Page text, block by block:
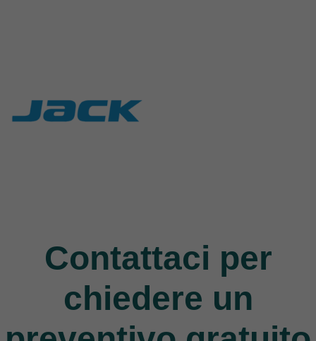
Contattaci per
chiedere un